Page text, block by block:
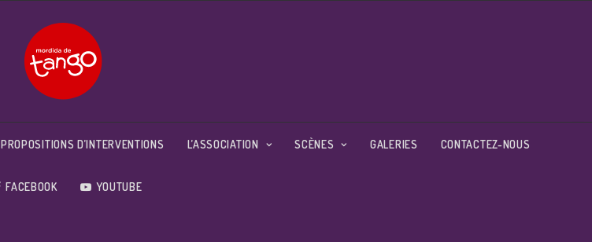
PROPOSITIONS D’INTERVENTIONS L’ASSOCIATION SCÈNES GALERIES CONTACTEZ-NOUS
FACEBOOK YOUTUBE